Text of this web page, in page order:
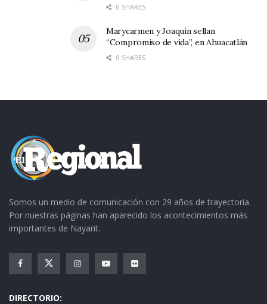
0 SHARES
Marycarmen y Joaquín sellan
“Compromiso de vida”, en Ahuacatlán
0 SHARES
Somos un medio de comunicación con 29 años de trayectoria.
Por nuestras páginas han aparecido los acontecimientos más
importantes de Nayarit.
DIRECTORIO: